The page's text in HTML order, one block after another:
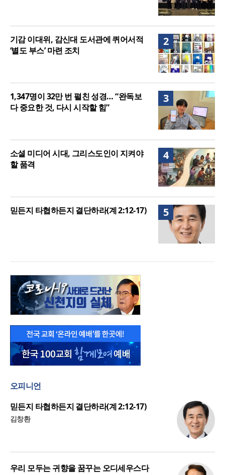
2
기감 이대위, 감신대 도서관에 퀴어서적
‘별도 부스’ 마련 조치
3
1,347명이 32만 번 펼친 성경… “완독보
다 중요한 것, 다시 시작할 힘”
4
소셜 미디어 시대, 그리스도인이 지켜야
할 품격
5
믿든지 타협하든지 결단하라(계 2:12-17)
오피니언
믿든지 타협하든지 결단하라(계 2:12-17)
김창환
우리 모두는 귀향을 꿈꾸는 오디세우스다